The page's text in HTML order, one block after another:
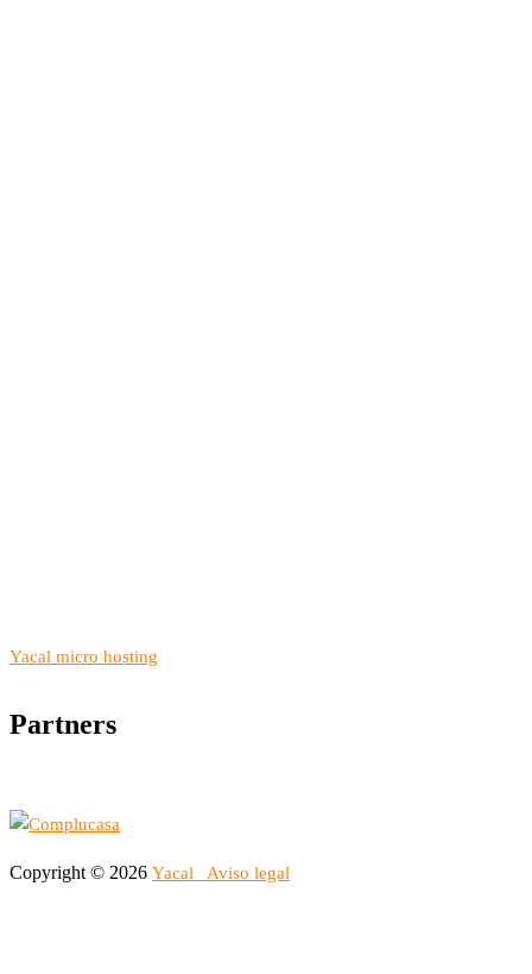
Yacal micro hosting
Partners
Copyright © 2026 Yacal Aviso legal